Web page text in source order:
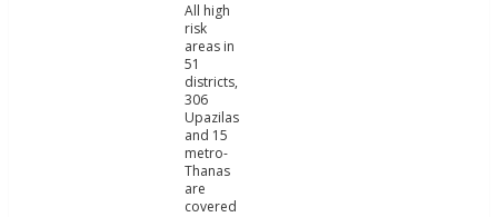
All high
risk
areas in
51
districts,
306
Upazilas
and 15
metro-
Thanas
are
covered